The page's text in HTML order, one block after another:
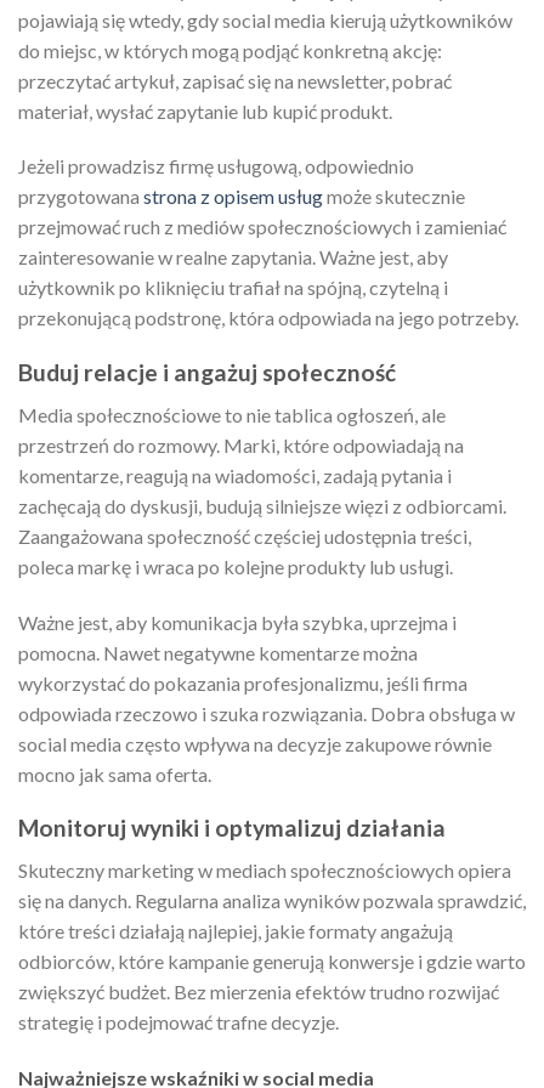
pojawiają się wtedy, gdy social media kierują użytkowników
do miejsc, w których mogą podjąć konkretną akcję:
przeczytać artykuł, zapisać się na newsletter, pobrać
materiał, wysłać zapytanie lub kupić produkt.
Jeżeli prowadzisz firmę usługową, odpowiednio
przygotowana strona z opisem usługmoże skutecznie
przejmować ruch z mediów społecznościowych i zamieniać
zainteresowanie w realne zapytania. Ważne jest, aby
użytkownik po kliknięciu trafiał na spójną, czytelną i
przekonującą podstronę, która odpowiada na jego potrzeby.
Buduj relacje i angażuj społeczność
Media społecznościowe to nie tablica ogłoszeń, ale
przestrzeń do rozmowy. Marki, które odpowiadają na
komentarze, reagują na wiadomości, zadają pytania i
zachęcają do dyskusji, budują silniejsze więzi z odbiorcami.
Zaangażowana społeczność częściej udostępnia treści,
poleca markę i wraca po kolejne produkty lub usługi.
Ważne jest, aby komunikacja była szybka, uprzejma i
pomocna. Nawet negatywne komentarze można
wykorzystać do pokazania profesjonalizmu, jeśli firma
odpowiada rzeczowo i szuka rozwiązania. Dobra obsługa w
social media często wpływa na decyzje zakupowe równie
mocno jak sama oferta.
Monitoruj wyniki i optymalizuj działania
Skuteczny marketing w mediach społecznościowych opiera
się na danych. Regularna analiza wyników pozwala sprawdzić,
które treści działają najlepiej, jakie formaty angażują
odbiorców, które kampanie generują konwersje i gdzie warto
zwiększyć budżet. Bez mierzenia efektów trudno rozwijać
strategię i podejmować trafne decyzje.
Najważniejsze wskaźniki w social media